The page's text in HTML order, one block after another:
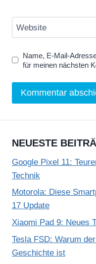
Website
Name, E-Mail-
für meinen nächsten
NEUESTE
Google Pixel 11:
Technik
Motorola: Diese
17 Update
Xiaomi Pad 9: Neues
Tesla FSD: Warum
Geschichte ist